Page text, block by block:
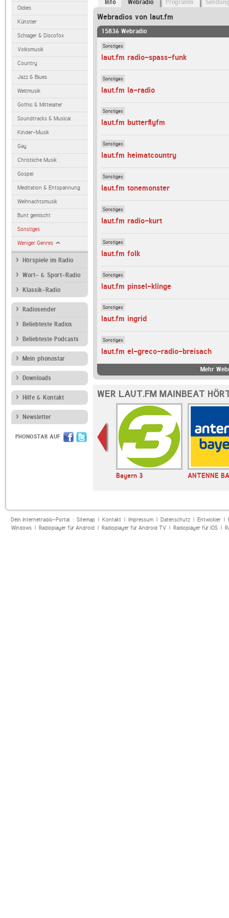
Oldies
Künstler
Schlager & Discofox
Volksmusik
Country
Jazz & Blues
Weltmusik
Gothic & Mittelalter
Soundtracks & Musical
Kinder-Musik
Gay
Christliche Musik
Gospel
Meditation & Entspannung
Weihnachtsmusik
Bunt gemischt
Sonstiges
Weniger Genres
Hörspiele im Radio
Wort- & Sport-Radio
Klassik-Radio
Radiosender
Beliebteste Radios
Beliebteste Podcasts
Mein phonostar
Downloads
Hilfe & Kontakt
Newsletter
PHONOSTAR AUF
Info Webradio Programm
Webradios von laut.fm
15836 Webradio
Sonstiges
laut.fm radio-spass-funk
Sonstiges
laut.fm la-radio
Sonstiges
laut.fm butterflyfm
Sonstiges
laut.fm heimatcountry
Sonstiges
laut.fm tonemonster
Sonstiges
laut.fm radio-kurt
Sonstiges
laut.fm folk
Sonstiges
laut.fm pinsel-klinge
Sonstiges
laut.fm ingrid
Sonstiges
laut.fm el-greco-radio-breisach
Mehr
WER LAUT.FM MAINBEAT
Bayern 3 ANTENNE
Dein Internetradio-Portal : Sitemap| Kontakt| Impressum| Datenschutz| Entwickler|
Windows| Radioplayer für Android| Radioplayer für Android TV| Radioplayer für iOS|